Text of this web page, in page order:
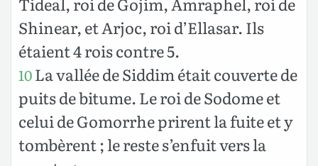
Shinear, et Arjoc, roi d’Ellasar. Ils
étaient 4 rois contre 5.
10La vallée de Siddim était couverte de
puits de bitume. Le roi de Sodome et
celui de Gomorrhe prirent la fuite et y
tombèrent ; le reste s’enfuit vers la